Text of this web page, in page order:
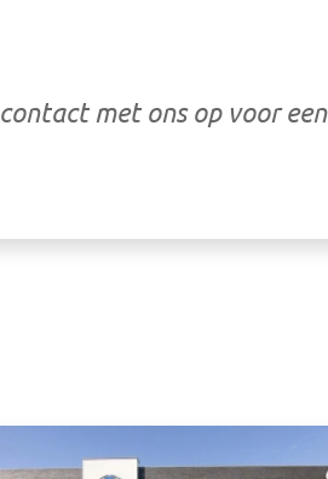
met ons op voor een